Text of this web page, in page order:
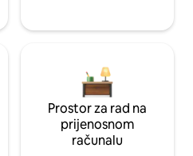
Prostor za rad na
prijenosnom
računalu